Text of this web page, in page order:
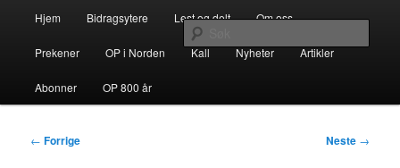
Dominikanerordenen i Norden
Hjem Bidragsytere Lest og delt Om oss
Prekener OP i Norden Kall Nyheter Artikler
Abonner OP 800 år
Innleggsnavigasjon
← Forrige Neste →